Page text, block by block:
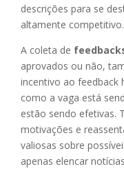
descrições para se
altamente competitivo.
A coleta de
aprovados ou não,
incentivo ao feedback
como a vaga está
estão sendo efetivas.
motivações e
valiosas sobre
apenas elencar